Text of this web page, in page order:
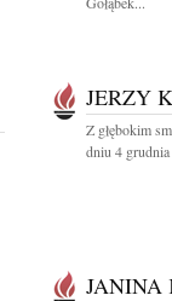
JERZY
Z głębokim
dniu 4
JANINA